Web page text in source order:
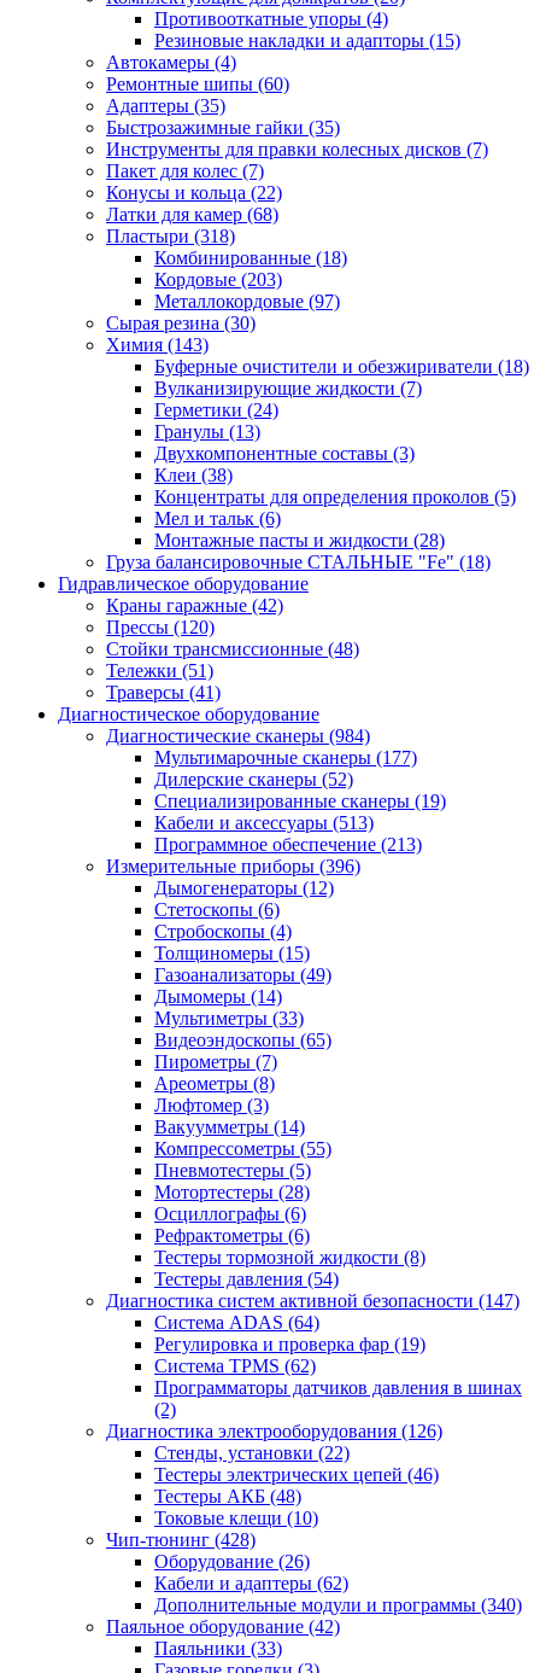
Противооткатные упоры (4)
Резиновые накладки и адапторы (15)
Автокамеры (4)
Ремонтные шипы (60)
Адаптеры (35)
Быстрозажимные гайки (35)
Инструменты для правки колесных дисков (7)
Пакет для колес (7)
Конусы и кольца (22)
Латки для камер (68)
Пластыри (318)
Комбинированные (18)
Кордовые (203)
Металлокордовые (97)
Сырая резина (30)
Химия (143)
Буферные очистители и обезжириватели (18)
Вулканизирующие жидкости (7)
Герметики (24)
Гранулы (13)
Двухкомпонентные составы (3)
Клеи (38)
Концентраты для определения проколов (5)
Мел и тальк (6)
Монтажные пасты и жидкости (28)
Груза балансировочные СТАЛЬНЫЕ "Fe" (18)
Гидравлическое оборудование
Краны гаражные (42)
Прессы (120)
Стойки трансмиссионные (48)
Тележки (51)
Траверсы (41)
Диагностическое оборудование
Диагностические сканеры (984)
Мультимарочные сканеры (177)
Дилерские сканеры (52)
Специализированные сканеры (19)
Кабели и аксессуары (513)
Программное обеспечение (213)
Измерительные приборы (396)
Дымогенераторы (12)
Стетоскопы (6)
Стробоскопы (4)
Толщиномеры (15)
Газоанализаторы (49)
Дымомеры (14)
Мультиметры (33)
Видеоэндоскопы (65)
Пирометры (7)
Ареометры (8)
Люфтомер (3)
Вакуумметры (14)
Компрессометры (55)
Пневмотестеры (5)
Мотортестеры (28)
Осциллографы (6)
Рефрактометры (6)
Тестеры тормозной жидкости (8)
Тестеры давления (54)
Диагностика систем активной безопасности (147)
Система ADAS (64)
Регулировка и проверка фар (19)
Система TPMS (62)
Программаторы датчиков давления в шинах
(2)
Диагностика электрооборудования (126)
Стенды, установки (22)
Тестеры электрических цепей (46)
Тестеры АКБ (48)
Токовые клещи (10)
Чип-тюнинг (428)
Оборудование (26)
Кабели и адаптеры (62)
Дополнительные модули и программы (340)
Паяльное оборудование (42)
Паяльники (33)